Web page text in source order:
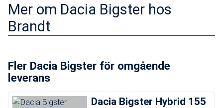
Mer om Dacia Bigster hos
Brandt
Fler Dacia Bigster för omgående
leverans
Dacia Bigster Hybrid 155